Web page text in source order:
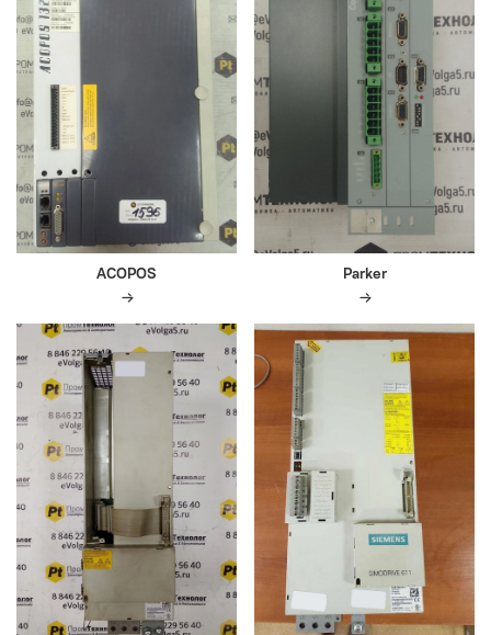
ACOPOS Parker